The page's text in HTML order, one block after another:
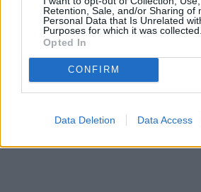
Retention, Sale, and/or Sharing of
Personal Data that Is Unrelated
Purposes for which it was collected.
Opted In
CONFIRM
Data Deletion Data Access